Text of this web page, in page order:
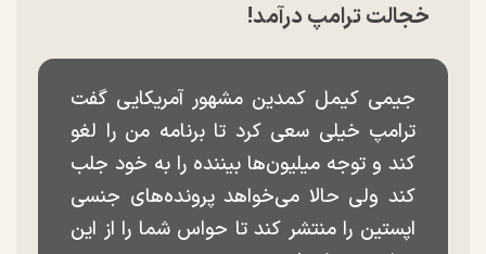
خجالت ترامپ درآمد!
جیمی کیمل کمدین مشهور آمریکایی گفت
ترامپ خیلی سعی کرد تا برنامه من را لغو
کند و توجه میلیون‌ها بیننده را به خود جلب
کند ولی حالا می‌خواهد پرونده‌های جنسی
اپستین را منتشر کند تا حواس شما را از این